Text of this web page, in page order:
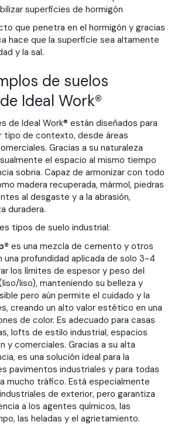
superficies de hormigón
que penetra en el hormigón y gracias
hace que la superficie sea altamente
y la sal.
de suelos
Ideal Work®
de Ideal Work® están diseñados para
tipo de contexto, desde áreas
Gracias a su naturaleza
el espacio al mismo tiempo
sobria. Capaz de armonizar con todo
madera recuperada, mármol, piedras
al desgaste y a la abrasión,
duradera.
tipos de suelo industrial:
es una mezcla de cemento y otros
una profundidad aplicada de solo 3-4
los límites de espesor y peso del
liso), manteniendo su belleza y
pero aún permite el cuidado y la
creando un alto valor estético en una
de color. Es adecuado para casas
lofts de estilo industrial, espacios
y comerciales. Gracias a su alta
es una solución ideal para la
pavimentos industriales y para todas
mucho tráfico. Está especialmente
de exterior, pero garantiza
a los agentes químicos, las
las heladas y el agrietamiento.